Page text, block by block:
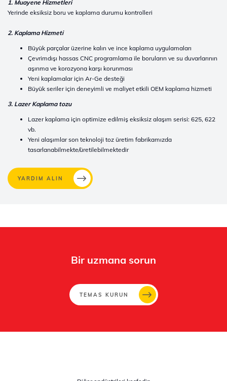
1. Muayene Hizmetleri
Yerinde eksiksiz boru ve kaplama durumu kontrolleri
2. Kaplama Hizmeti
Büyük parçalar üzerine kalın ve ince kaplama uygulamaları
Çevrimdışı hassas CNC programlama ile boruların ve su duvarlarının
aşınma ve korozyona karşı korunması
Yeni kaplamalar için Ar-Ge desteği
Büyük seriler için deneyimli ve maliyet etkili OEM kaplama hizmeti
3. Lazer Kaplama tozu
Lazer kaplama için optimize edilmiş eksiksiz alaşım serisi: 625, 622
vb.
Yeni alaşımlar son teknoloji toz üretim fabrikamızda
tasarlanabilmekte/üretilebilmektedir
YARDIM ALIN
Bir uzmana sorun
TEMAS KURUN